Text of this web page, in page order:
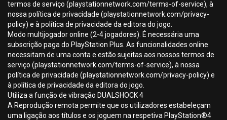
termos de serviço (playstationnetwork.com/terms-of-service), à
nossa política de privacidade (playstationnetwork.com/privacy-
policy) e à política de privacidade da editora do jogo.
Modo multijogador online (2-4 jogadores). É necessária uma
subscrição paga do PlayStation Plus. As funcionalidades online
necessitam de uma conta e estão sujeitas aos nossos termos de
serviço (playstationnetwork.com/terms-of-service), à nossa
política de privacidade (playstationnetwork.com/privacy-policy) e
à política de privacidade da editora do jogo.
Utiliza a função de vibração DUALSHOCK 4
A Reprodução remota permite que os utilizadores estabeleçam
uma ligação aos títulos e os joguem na respetiva PlayStation®4